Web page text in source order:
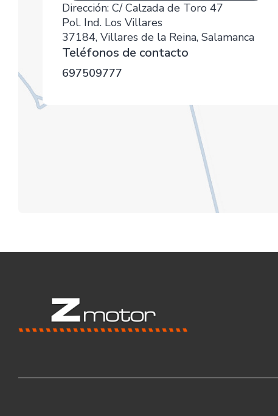
Dirección: C/ Calzada de Toro 47
Pol. Ind. Los Villares
37184, Villares de la Reina, Salamanca
Teléfonos de contacto
697509777